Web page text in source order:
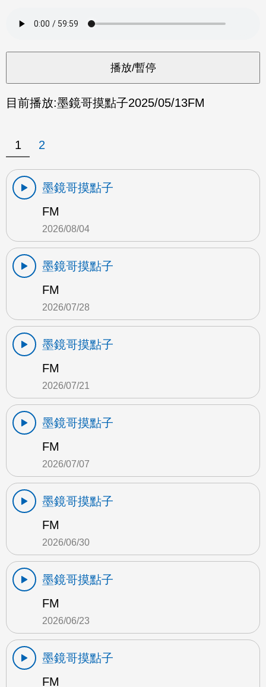
目前播放:墨鏡哥摸點子2025/05/13FM
1 2
墨鏡哥摸點子
FM
2026/08/04
墨鏡哥摸點子
FM
2026/07/28
墨鏡哥摸點子
FM
2026/07/21
墨鏡哥摸點子
FM
2026/07/07
墨鏡哥摸點子
FM
2026/06/30
墨鏡哥摸點子
FM
2026/06/23
墨鏡哥摸點子
FM